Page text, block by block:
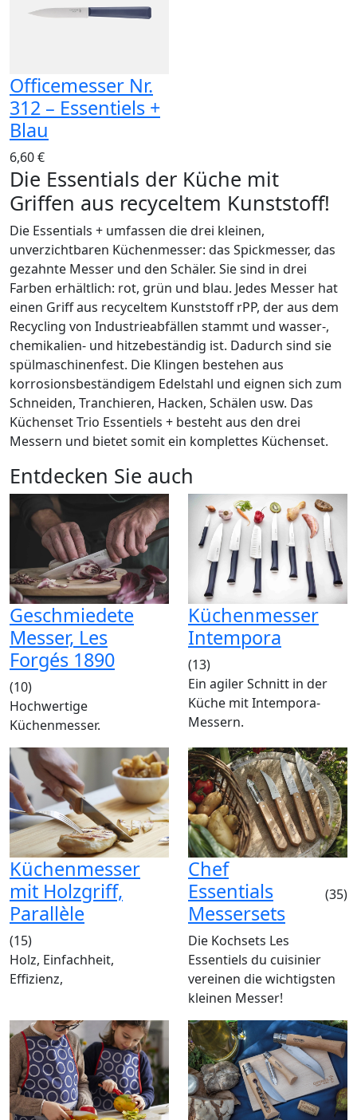
Officemesser Nr.
312 – Essentiels +
Blau
6,60 €
Die Essentials der Küche mit
Griffen aus recyceltem Kunststoff!
Die Essentials + umfassen die drei kleinen,
unverzichtbaren Küchenmesser: das Spickmesser, das
gezahnte Messer und den Schäler. Sie sind in drei
Farben erhältlich: rot, grün und blau. Jedes Messer hat
einen Griff aus recyceltem Kunststoff rPP, der aus dem
Recycling von Industrieabfällen stammt und wasser-,
chemikalien- und hitzebeständig ist. Dadurch sind sie
spülmaschinenfest. Die Klingen bestehen aus
korrosionsbeständigem Edelstahl und eignen sich zum
Schneiden, Tranchieren, Hacken, Schälen usw. Das
Küchenset Trio Essentiels + besteht aus den drei
Messern und bietet somit ein komplettes Küchenset.
Entdecken Sie auch
Geschmiedete
Messer, Les
Forgés 1890
(10)
Hochwertige
Küchenmesser.
Küchenmesser
Intempora
(13)
Ein agiler Schnitt in der
Küche mit Intempora-
Messern.
Küchenmesser
mit Holzgriff,
Parallèle
(15)
Holz, Einfachheit,
Effizienz,
Chef
Essentials
Messersets
(35)
Die Kochsets Les
Essentiels du cuisinier
vereinen die wichtigsten
kleinen Messer!